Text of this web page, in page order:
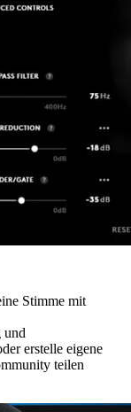
Stimme mit
und
erstelle eigene
teilen